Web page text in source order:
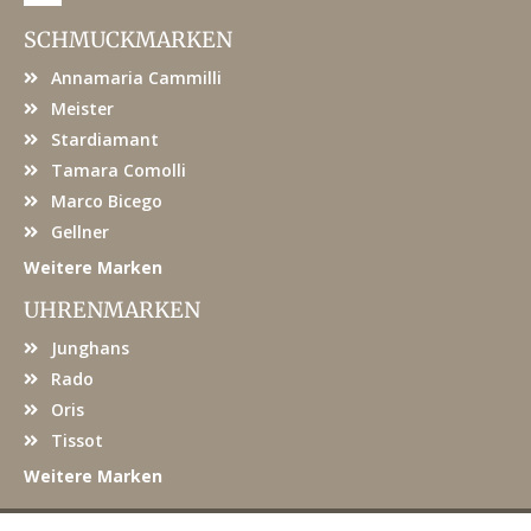
e
b
o
SCHMUCKMARKEN
Annamaria Cammilli
Meister
Stardiamant
Tamara Comolli
Marco Bicego
Gellner
Weitere Marken
UHRENMARKEN
Junghans
Rado
Oris
Tissot
Weitere Marken